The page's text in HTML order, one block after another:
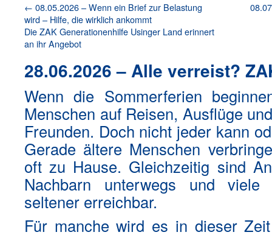
← 08.05.2026 – Wenn ein Brief zur Belastung
wird – Hilfe, die wirklich ankommt
Die ZAK Generationenhilfe Usinger Land erinnert
an ihr Angebot
28.06.2026 – Alle verreist?
Wenn die Sommerferien
Menschen auf Reisen, Ausflüge
Freunden. Doch nicht jeder kann
Gerade ältere Menschen
oft zu Hause. Gleichzeitig sind
Nachbarn unterwegs und viele
seltener erreichbar.
Für manche wird es in dieser